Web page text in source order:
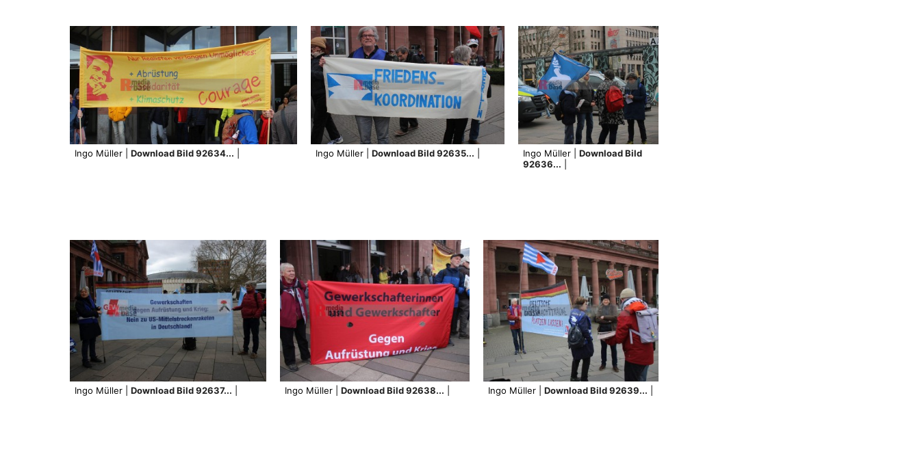
Ingo Müller | Download Bild 92634... Ingo Müller | Download Bild 92635... Ingo Müller | Download Bild
92636...
Ingo Müller | Download Bild 92637... Ingo Müller | Download Bild 92638... Ingo Müller | Download Bild 92639...